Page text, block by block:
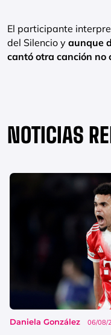
El participante
del Silencio y aunque
cantó otra canción no
NOTICIAS
Daniela González 06/08/